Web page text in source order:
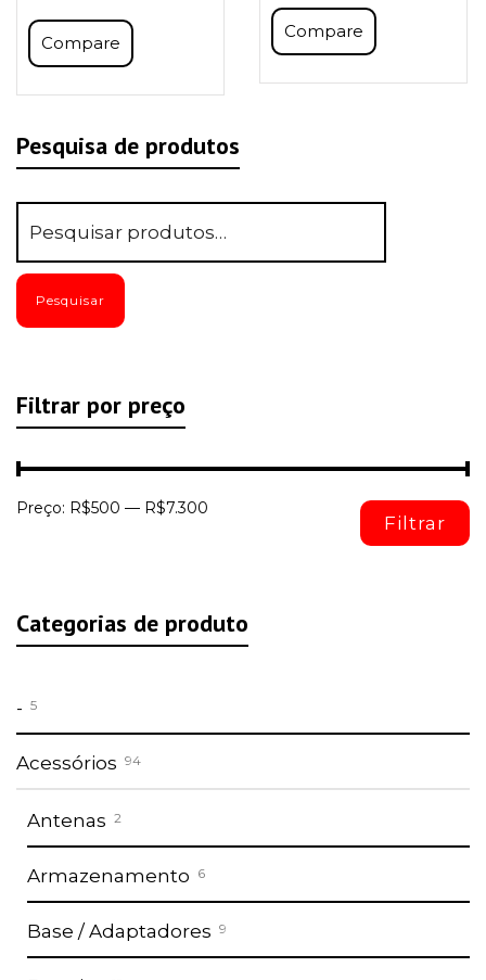
Compare
Compare
Pesquisa de produtos
Pesquisar
Filtrar por preço
Filtrar
Preço: R$500 — R$7.300
Categorias de produto
- 5
Acessórios 94
Antenas 2
Armazenamento 6
Base / Adaptadores 9